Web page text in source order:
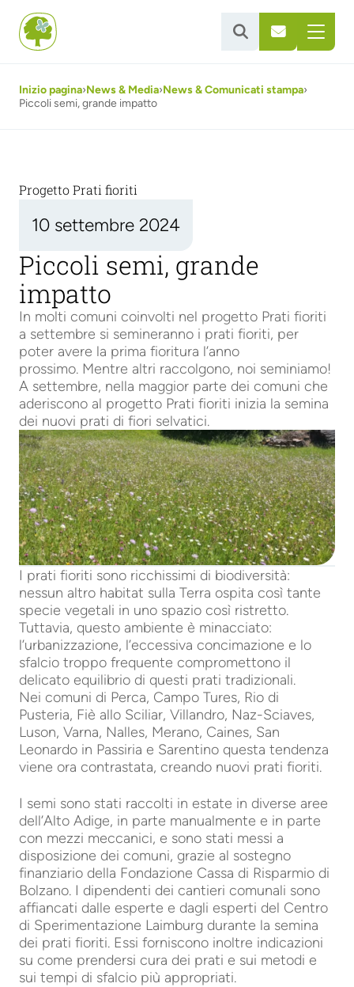
 
Inizio pagina›News & Media›News & Comunicati stampa›
Piccoli semi, grande impatto
Progetto Prati fioriti
10 settembre 2024
Piccoli semi, grande
impatto
In molti comuni coinvolti nel progetto Prati fioriti
a settembre si semineranno i prati fioriti, per
poter avere la prima fioritura l’anno
prossimo. Mentre altri raccolgono, noi seminiamo!
A settembre, nella maggior parte dei comuni che
aderiscono al progetto Prati fioriti inizia la semina
dei nuovi prati di fiori selvatici.
I prati fioriti sono ricchissimi di biodiversità:
nessun altro habitat sulla Terra ospita così tante
specie vegetali in uno spazio così ristretto.
Tuttavia, questo ambiente è minacciato:
l’urbanizzazione, l’eccessiva concimazione e lo
sfalcio troppo frequente compromettono il
delicato equilibrio di questi prati tradizionali.
Nei comuni di Perca, Campo Tures, Rio di
Pusteria, Fiè allo Sciliar, Villandro, Naz-Sciaves,
Luson, Varna, Nalles, Merano, Caines, San
Leonardo in Passiria e Sarentino questa tendenza
viene ora contrastata, creando nuovi prati fioriti.
I semi sono stati raccolti in estate in diverse aree
dell’Alto Adige, in parte manualmente e in parte
con mezzi meccanici, e sono stati messi a
disposizione dei comuni, grazie al sostegno
finanziario della Fondazione Cassa di Risparmio di
Bolzano. I dipendenti dei cantieri comunali sono
affiancati dalle esperte e dagli esperti del Centro
di Sperimentazione Laimburg durante la semina
dei prati fioriti. Essi forniscono inoltre indicazioni
su come prendersi cura dei prati e sui metodi e
sui tempi di sfalcio più appropriati.